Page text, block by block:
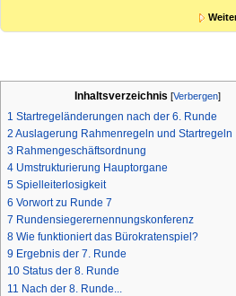
Inhaltsverzeichnis [Verbergen]
1 Startregeländerungen nach der 6. Runde
2 Auslagerung Rahmenregeln und Startregeln
3 Rahmengeschäftsordnung
4 Umstrukturierung Hauptorgane
5 Spielleiterlosigkeit
6 Vorwort zu Runde 7
7 Rundensiegerernennungskonferenz
8 Wie funktioniert das Bürokratenspiel?
9 Ergebnis der 7. Runde
10 Status der 8. Runde
11 Nach der 8. Runde...